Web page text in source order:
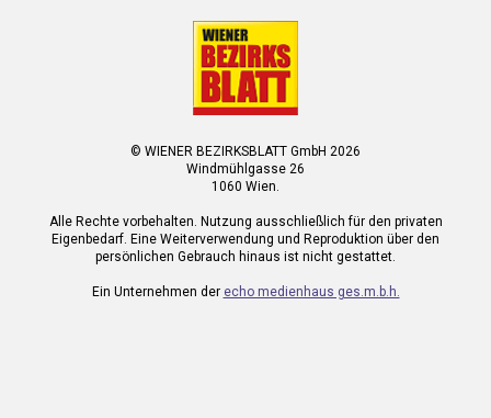
© WIENER BEZIRKSBLATT GmbH 2026
Windmühlgasse 26
1060 Wien.
Alle Rechte vorbehalten. Nutzung ausschließlich für den privaten
Eigenbedarf. Eine Weiterverwendung und Reproduktion über den
persönlichen Gebrauch hinaus ist nicht gestattet.
Ein Unternehmen der echo medienhaus ges.m.b.h.